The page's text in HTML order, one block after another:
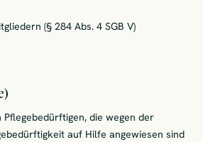
(§ 284 Abs. 4 SGB V)
Pflegebedürftigen, die wegen der
auf Hilfe angewiesen sind